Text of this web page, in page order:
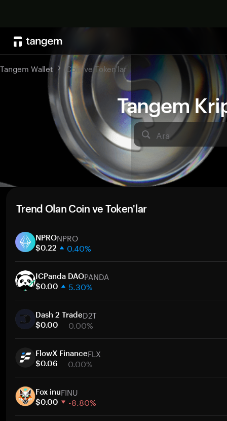
Tangem
Ara
Tangem Wallet Coin ve Token'lar
Trend Olan Coin ve Token'lar
NPRONPRO
$0.22 0.40%
30 gün
Piyasa değeri
ICPanda DAOPANDA
$0.00 5.30%
30 gün
Piyasa değeri
Dash 2 TradeD2T
$0.00 0.00%
30 gün
Piyasa değeri
FlowX FinanceFLX
$0.06 0.00%
30 gün
Piyasa değeri
Fox inuFINU
$0.00 -8.80%